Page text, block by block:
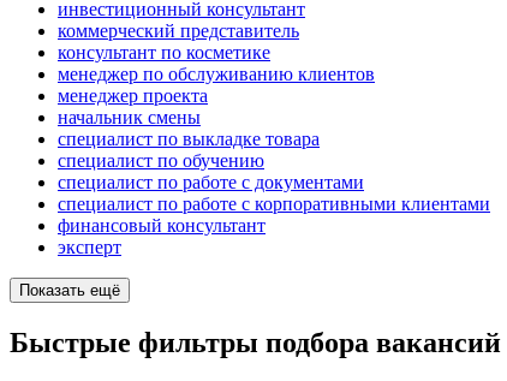
инвестиционный консультант
коммерческий представитель
консультант по косметике
менеджер по обслуживанию клиентов
менеджер проекта
начальник смены
специалист по выкладке товара
специалист по обучению
специалист по работе с документами
специалист по работе с корпоративными клиентами
финансовый консультант
эксперт
Показать ещё
Быстрые фильтры подбора вакансий